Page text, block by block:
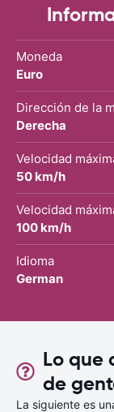
para ALBANIA
Moneda
Euro
Dirección de la
Derecha
Velocidad
50 km/h
Velocidad
100 km/h
Idioma
German
Lo que
de
La siguiente es